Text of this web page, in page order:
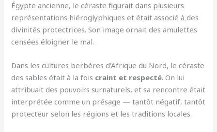
Égypte ancienne, le céraste figurait dans plusieurs
représentations hiéroglyphiques et était associé à des
divinités protectrices. Son image ornait des amulettes
censées éloigner le mal.
Dans les cultures berbères d’Afrique du Nord, le céraste
des sables était à la fois craint et respecté. On lui
attribuait des pouvoirs surnaturels, et sa rencontre était
interprétée comme un présage — tantôt négatif, tantôt
protecteur selon les régions et les traditions locales.